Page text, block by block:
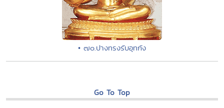
• ๗๐.ปางทรงรับอุทกัง
Go To Top